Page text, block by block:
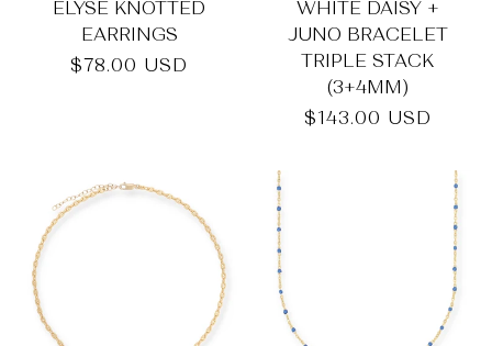
ELYSE KNOTTED
EARRINGS
Normaler
$78.00 USD
WHITE DAISY +
JUNO BRACELET
TRIPLE STACK
(3+4MM)
Normaler
$143.00 USD